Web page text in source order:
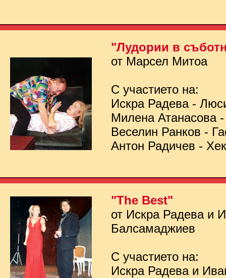
"Лудории в
от Марсел Митоа
С участието на:
Искра Радева -
Милена Атанасова
Веселин Ранков -
Антон Радичев -
"The Best"
от Искра Радева и
Балсамаджиев
С участието на:
Искра Радева и